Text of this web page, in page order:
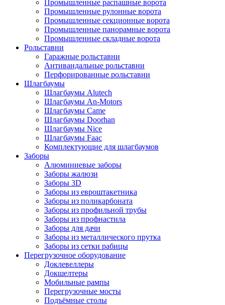
Промышленные распашные ворота
Промышленные рулонные ворота
Промышленные секционные ворота
Промышленные панорамные ворота
Промышленные складные ворота
Рольставни
Гаражные рольставни
Антивандальные рольставни
Перфорированные рольставни
Шлагбаумы
Шлагбаумы Alutech
Шлагбаумы An-Motors
Шлагбаумы Came
Шлагбаумы Doorhan
Шлагбаумы Nice
Шлагбаумы Faac
Комплектующие для шлагбаумов
Заборы
Алюминиевые заборы
Заборы жалюзи
Заборы 3D
Заборы из евроштакетника
Заборы из поликарбоната
Заборы из профильной трубы
Заборы из профнастила
Заборы для дачи
Заборы из металлического прутка
Заборы из сетки рабицы
Перегрузочное оборудование
Доклевеллеры
Докшелтеры
Мобильные рампы
Перегрузочные мосты
Подъёмные столы